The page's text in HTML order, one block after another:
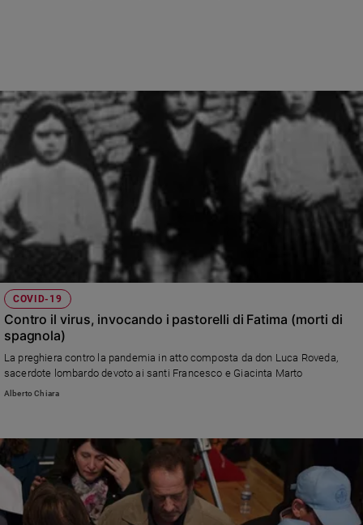
COVID-19
Contro il virus, invocando i pastorelli di Fatima (morti di
spagnola)
La preghiera contro la pandemia in atto composta da don Luca Roveda,
sacerdote lombardo devoto ai santi Francesco e Giacinta Marto
Alberto Chiara